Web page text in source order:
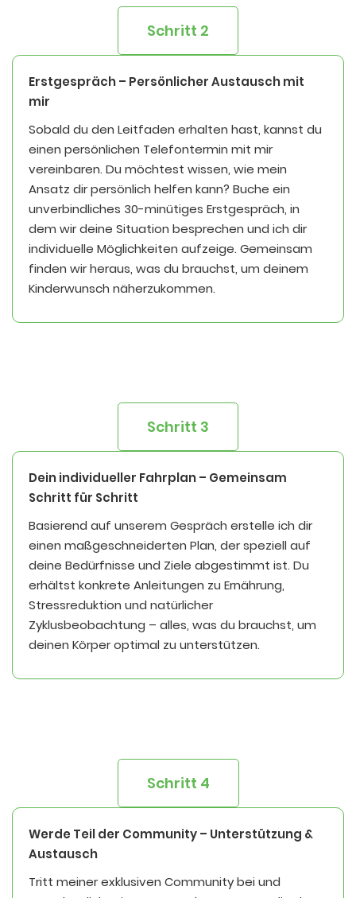
Schritt 2
Erstgespräch – Persönlicher Austausch mit
mir
Sobald du den Leitfaden erhalten hast, kannst du
einen persönlichen Telefontermin mit mir
vereinbaren. Du möchtest wissen, wie mein
Ansatz dir persönlich helfen kann? Buche ein
unverbindliches 30-minütiges Erstgespräch, in
dem wir deine Situation besprechen und ich dir
individuelle Möglichkeiten aufzeige. Gemeinsam
finden wir heraus, was du brauchst, um deinem
Kinderwunsch näherzukommen.
Schritt 3
Dein individueller Fahrplan – Gemeinsam
Schritt für Schritt
Basierend auf unserem Gespräch erstelle ich dir
einen maßgeschneiderten Plan, der speziell auf
deine Bedürfnisse und Ziele abgestimmt ist. Du
erhältst konkrete Anleitungen zu Ernährung,
Stressreduktion und natürlicher
Zyklusbeobachtung – alles, was du brauchst, um
deinen Körper optimal zu unterstützen.
Schritt 4
Werde Teil der Community – Unterstützung &
Austausch
Tritt meiner exklusiven Community bei und